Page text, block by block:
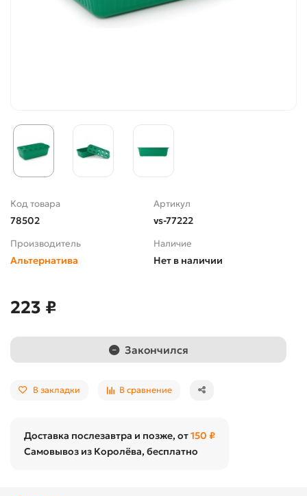
Код товара
78502
Артикул
vs-77222
Производитель
Альтернатива
Наличие
Нет в наличии
223 ₽
Закончился
В закладки В сравнение
Доставка послезавтра и позже, от150 ₽
Самовывоз из Королёва, бесплатно